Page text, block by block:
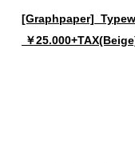
[Graphpaper]
￥